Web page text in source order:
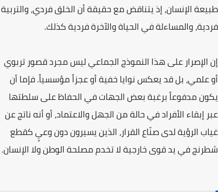
طبيعة الإنسان، إذ يتناقض مع حقيقة أن الخلق فردي، والتربية
فردية، والمساءلة في الحياة والآخرة فردية كذلك.
إن الإصرار على هذا النموذج الجماعي ليس مجرد قصور تربوي
أو علمي، بل قد يعكس نوايا خفية أو عجزاً مؤسسياً. فإما أن
يكون مدفوعاً برغبة بعض الجهات في الحفاظ على سلطتها
عبر إبقاء الأفراد في حالة من الجهل والاعتماد، أو أنه ناتج عن
غياب الرؤية لدى صنّاع القرار، الذين يسيرون دون وعيٍ كقطع
شطرنج في يد قوى خارجية لا تخدم مصلحة الوطن ولا الإنسان.